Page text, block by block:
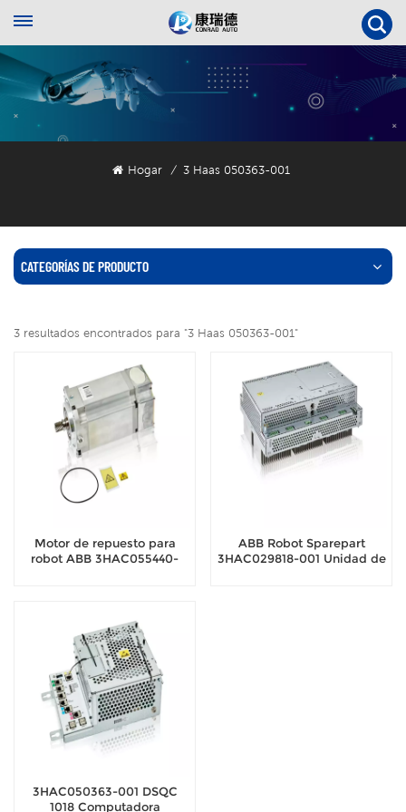
Hogar / 3 Haas 050363-001
CATEGORÍAS DE PRODUCTO
3 resultados encontrados para "3 Haas 050363-001"
Motor de repuesto para
robot ABB 3HAC055440-
ABB Robot Sparepart
3HAC029818-001 Unidad de
3HAC050363-001 DSQC
1018 Computadora